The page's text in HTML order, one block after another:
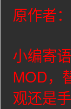
原作者：
小编寄
MOD，
观还是